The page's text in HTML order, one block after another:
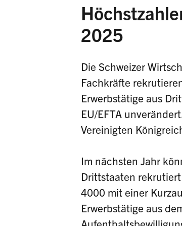
2025
Die Schweizer
Fachkräfte
Erwerbstätige aus
EU/EFTA
Vereinigten
Im nächsten Jahr
Drittstaaten
4000 mit einer
Erwerbstätige aus